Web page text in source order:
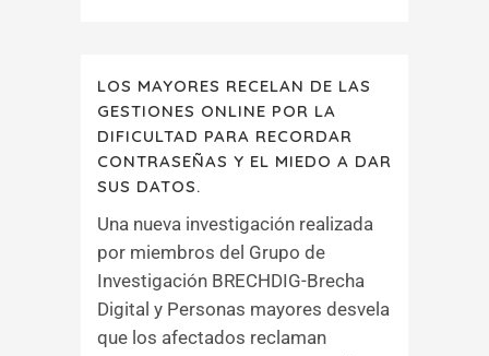
LOS MAYORES RECELAN DE LAS
GESTIONES ONLINE POR LA
DIFICULTAD PARA RECORDAR
CONTRASEÑAS Y EL MIEDO A DAR
SUS DATOS.
Una nueva investigación realizada
por miembros del Grupo de
Investigación BRECHDIG-Brecha
Digital y Personas mayores desvela
que los afectados reclaman